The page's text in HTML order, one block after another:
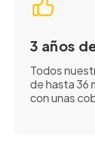
3 años
Todos
de hasta 36
con unas